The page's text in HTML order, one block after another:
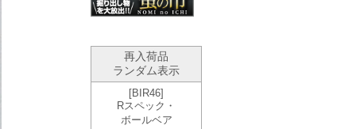
再入荷品
ランダム表示